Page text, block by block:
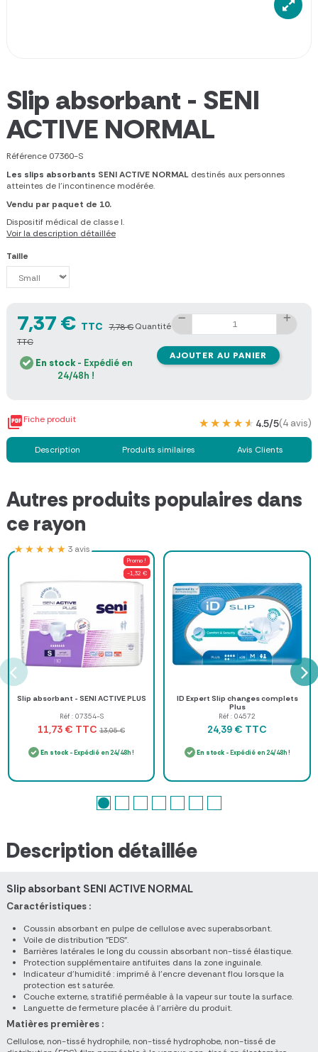
Slip absorbant - SENI
ACTIVE NORMAL
Référence 07360-S
Les slips absorbants SENI ACTIVE NORMAL destinés aux personnes
atteintes de l'incontinence modérée.
Vendu par paquet de 10.
Dispositif médical de classe I.
Voir la description détaillée
Taille
7,37 € TTC 7,78 €
TTC
En stock- Expédié en
24/48h !
Quantité
AJOUTER AU PANIER
Fiche produit ★★★★★
★★★★★ 4.5/5(4 avis)
Description Produits similaires Avis Clients
Autres produits populaires dans
ce rayon
Promo !
-1,32 €
Slip absorbant - SENI ACTIVE PLUS
Réf : 07354-S
★★★★★
★★★★★ 3 avis
11,73 € TTC 13,05 €
En stock - Expédié en 24/48h !
ID Expert Slip changes complets
Plus
Réf : 04572
24,39 € TTC
En stock- Expédié en 24/48h !
Description détaillée
Slip absorbant SENI ACTIVE NORMAL
Caractéristiques :
Coussin absorbant en pulpe de cellulose avec superabsorbant.
Voile de distribution "EDS".
Barrières latérales le long du coussin absorbant non-tissé élastique.
Protection supplémentaire antifuites dans la zone inguinale.
Indicateur d'humidité : imprimé à l'encre devenant flou lorsque la
protection est saturée.
Couche externe, stratifié perméable à la vapeur sur toute la surface.
Languette de fermeture placée à l'arrière du produit.
Matières premières :
Cellulose, non-tissé hydrophile, non-tissé hydrophobe, non-tissé de